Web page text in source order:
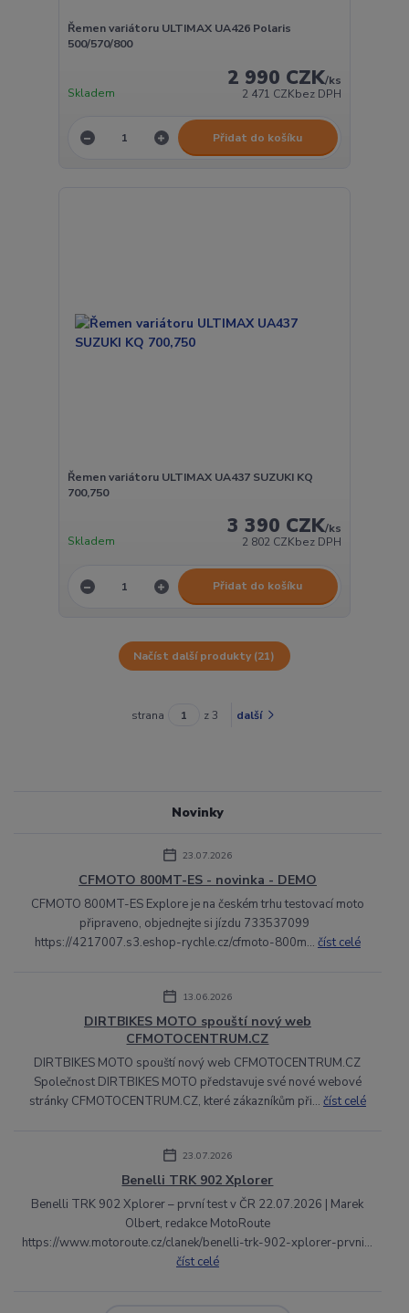
Řemen variátoru ULTIMAX UA426 Polaris
500/570/800
2 990 CZK/ks
2 471 CZKbez DPH
Skladem
Přidat do košíku
Řemen variátoru ULTIMAX UA437 SUZUKI KQ
700,750
3 390 CZK/ks
2 802 CZKbez DPH
Skladem
Přidat do košíku
Načíst další produkty (21)
strana z 3 další
Novinky
23.07.2026
CFMOTO 800MT-ES - novinka - DEMO
CFMOTO 800MT-ES Explore je na českém trhu testovací moto
připraveno, objednejte si jízdu 733537099
https://4217007.s3.eshop-rychle.cz/cfmoto-800m... číst celé
13.06.2026
DIRTBIKES MOTO spouští nový web
CFMOTOCENTRUM.CZ
DIRTBIKES MOTO spouští nový web CFMOTOCENTRUM.CZ
Společnost DIRTBIKES MOTO představuje své nové webové
stránky CFMOTOCENTRUM.CZ, které zákazníkům při... číst celé
23.07.2026
Benelli TRK 902 Xplorer
Benelli TRK 902 Xplorer – první test v ČR 22.07.2026 | Marek
Olbert, redakce MotoRoute
https://www.motoroute.cz/clanek/benelli-trk-902-xplorer-prvni...
číst celé